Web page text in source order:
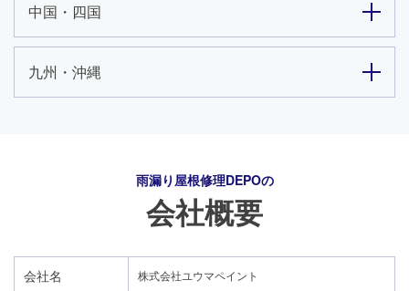
中国・四国
九州・沖縄
雨漏り屋根修理DEPOの
会社概要
会社名 株式会社ユウマペイント